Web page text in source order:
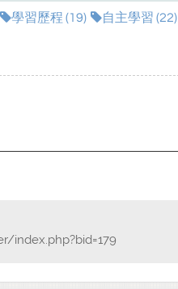
學習歷程 (19) 自主學習 (22)
index.php?bid=179